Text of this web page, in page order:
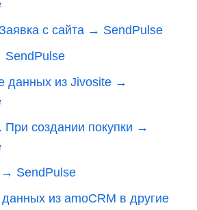
с сайта → SendPulse
данных из Jivosite →
При создании покупки →
SendPulse
из amoCRM в другие